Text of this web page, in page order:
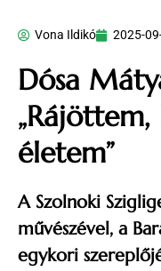
Vona Ildikó 2025-
Dósa
életem”
A Szolnoki
művészével, a
egykori